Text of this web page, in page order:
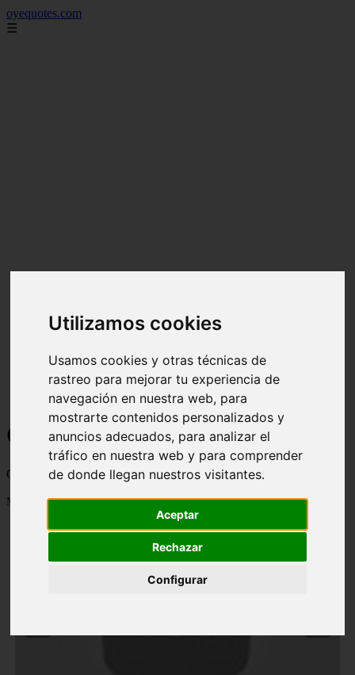
Utilizamos cookies
Usamos cookies y otras técnicas de
rastreo para mejorar tu experiencia de
navegación en nuestra web, para
mostrarte contenidos personalizados y
anuncios adecuados, para analizar el
tráfico en nuestra web y para comprender
de donde llegan nuestros visitantes.
Aceptar
Rechazar
Configurar
oyequotes.com
☰
Curiosidades y Sabias que
Cosas curiosas, curiosidades, noticias impactantes y mucho mas
Mostrando 1 - 24 de 2833 artículos